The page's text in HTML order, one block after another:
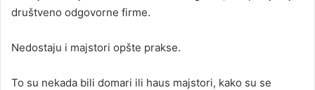
društveno odgovorne firme.
Nedostaju i majstori opšte prakse.
To su nekada bili domari ili haus majstori, kako su se